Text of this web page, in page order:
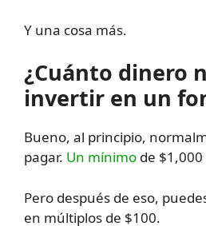
Y una cosa más.
¿Cuánto dinero
invertir en un
Bueno, al principio,
pagar. Un mínimo de
Pero después de eso,
en múltiplos de $100.